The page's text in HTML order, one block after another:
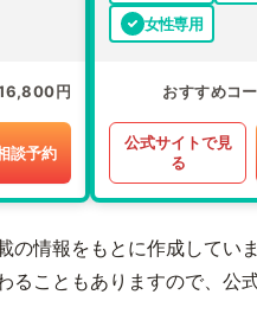
円
談予約
女性専用
おすすめコ
公式サイトで見
る
の情報をもとに作成してい
ることもありますので、公